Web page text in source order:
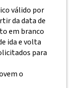
válido por
da data de
em branco
ida e volta
para
o